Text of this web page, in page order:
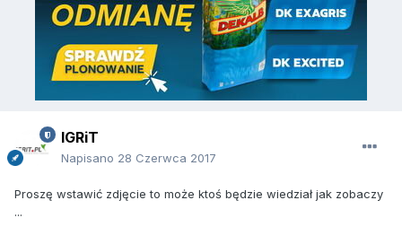
IGRiT
Napisano 28 Czerwca 2017
Proszę wstawić zdjęcie to może ktoś będzie wiedział jak zobaczy
...